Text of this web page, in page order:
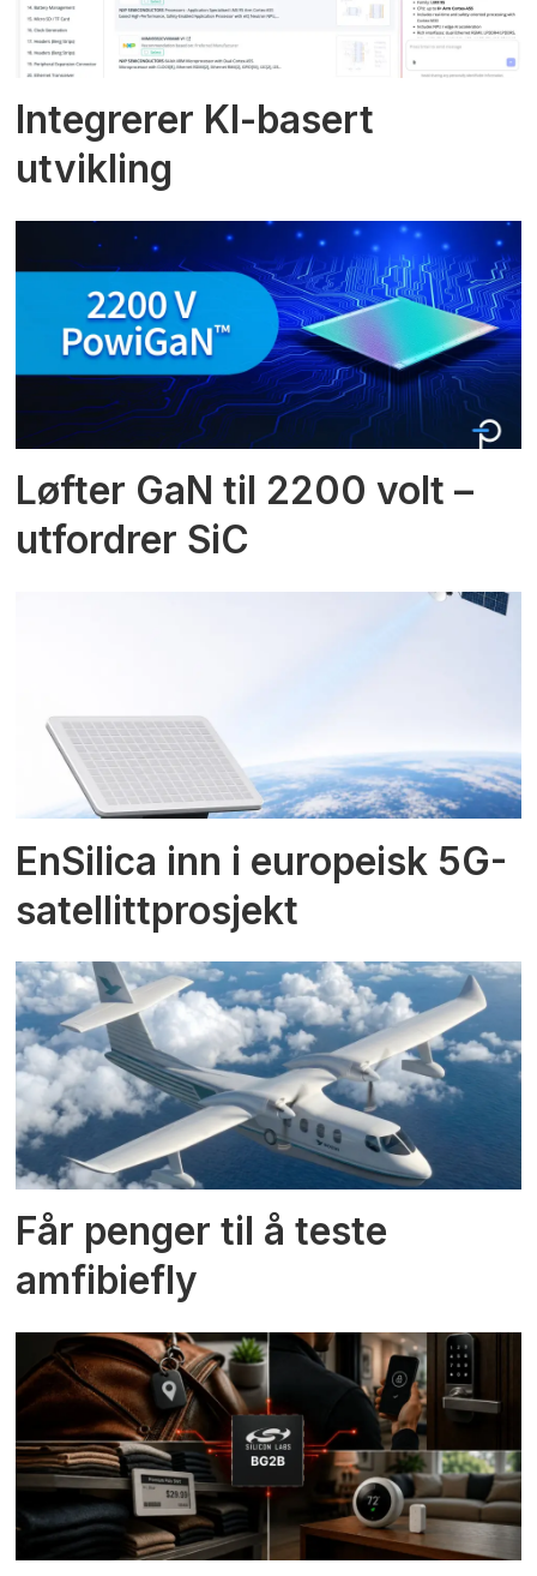
Integrerer KI-basert
utvikling
Løfter GaN til 2200 volt –
utfordrer SiC
EnSilica inn i europeisk 5G-
satellittprosjekt
Får penger til å teste
amfibiefly